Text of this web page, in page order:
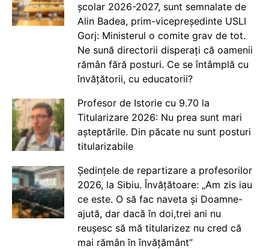
școlar 2026-2027, sunt semnalate de
Alin Badea, prim-vicepreședinte USLI
Gorj: Ministerul o comite grav de tot.
Ne sună directorii disperați că oamenii
rămân fără posturi. Ce se întâmplă cu
învățătorii, cu educatorii?
Profesor de Istorie cu 9.70 la
Titularizare 2026: Nu prea sunt mari
așteptările. Din păcate nu sunt posturi
titularizabile
Ședințele de repartizare a profesorilor
2026, la Sibiu. Învățătoare: „Am zis iau
ce este. O să fac naveta și Doamne-
ajută, dar dacă în doi,trei ani nu
reușesc să mă titularizez nu cred că
mai rămân în învățământ”